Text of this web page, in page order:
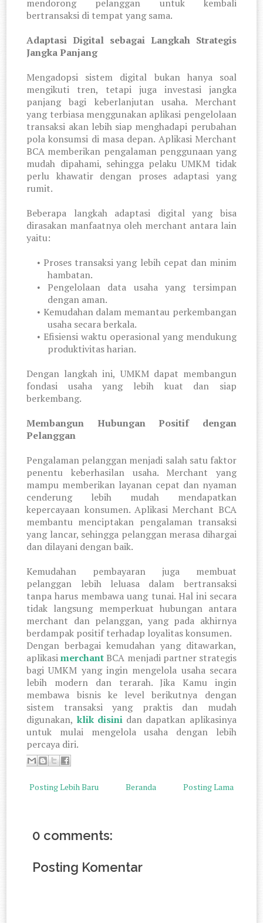
mendorong pelanggan untuk kembali
bertransaksi di tempat yang sama.
Adaptasi Digital sebagai Langkah Strategis
Jangka Panjang
Mengadopsi sistem digital bukan hanya soal
mengikuti tren, tetapi juga investasi jangka
panjang bagi keberlanjutan usaha. Merchant
yang terbiasa menggunakan aplikasi pengelolaan
transaksi akan lebih siap menghadapi perubahan
pola konsumsi di masa depan. Aplikasi Merchant
BCA memberikan pengalaman penggunaan yang
mudah dipahami, sehingga pelaku UMKM tidak
perlu khawatir dengan proses adaptasi yang
rumit.
Beberapa langkah adaptasi digital yang bisa
dirasakan manfaatnya oleh merchant antara lain
yaitu:
• Proses transaksi yang lebih cepat dan minim
hambatan.
• Pengelolaan data usaha yang tersimpan
dengan aman.
• Kemudahan dalam memantau perkembangan
usaha secara berkala.
• Efisiensi waktu operasional yang mendukung
produktivitas harian.
Dengan langkah ini, UMKM dapat membangun
fondasi usaha yang lebih kuat dan siap
berkembang.
Membangun Hubungan Positif dengan
Pelanggan
Pengalaman pelanggan menjadi salah satu faktor
penentu keberhasilan usaha. Merchant yang
mampu memberikan layanan cepat dan nyaman
cenderung lebih mudah mendapatkan
kepercayaan konsumen. Aplikasi Merchant BCA
membantu menciptakan pengalaman transaksi
yang lancar, sehingga pelanggan merasa dihargai
dan dilayani dengan baik.
Kemudahan pembayaran juga membuat
pelanggan lebih leluasa dalam bertransaksi
tanpa harus membawa uang tunai. Hal ini secara
tidak langsung memperkuat hubungan antara
merchant dan pelanggan, yang pada akhirnya
berdampak positif terhadap loyalitas konsumen.
Dengan berbagai kemudahan yang ditawarkan,
aplikasimerchant BCA menjadi partner strategis
bagi UMKM yang ingin mengelola usaha secara
lebih modern dan terarah. Jika Kamu ingin
membawa bisnis ke level berikutnya dengan
sistem transaksi yang praktis dan mudah
digunakan, klik disinidan dapatkan aplikasinya
untuk mulai mengelola usaha dengan lebih
percaya diri.
Posting Lebih Baru Posting Lama
Beranda
0 comments:
Posting Komentar